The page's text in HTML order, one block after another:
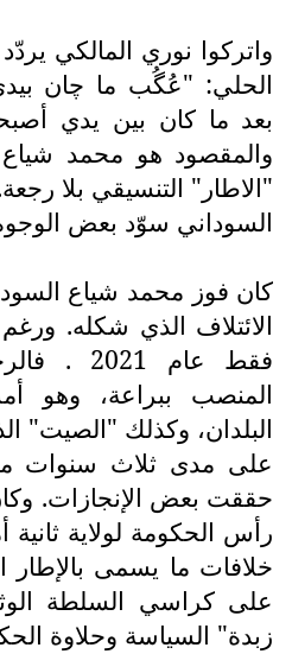
واتركوا نوري المالكي
الحلي: "عُگُب ما چان
بعد ما كان بين يدي
والمقصود هو محمد شياع
"الاطار" التنسيقي بلا
السوداني سوّد بعض
كان فوز محمد شياع
الائتلاف الذي شكله.
فقط عام
المنصب ببراعة، وهو
البلدان، وكذلك "الصيت"
على مدى ثلاث سنوات
حققت بعض الإنجازات.
رأس الحكومة لولاية
خلافات ما يسمى بالإطار
على كراسي السلطة
زبدة" السياسة وحلاوة